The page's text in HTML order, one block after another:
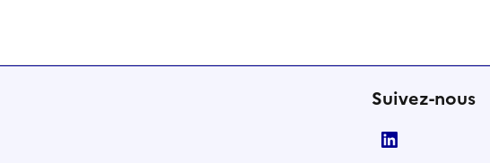
Suivez-nous